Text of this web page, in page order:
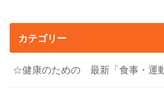
カテゴリー
☆健康のための 最新「食事・運